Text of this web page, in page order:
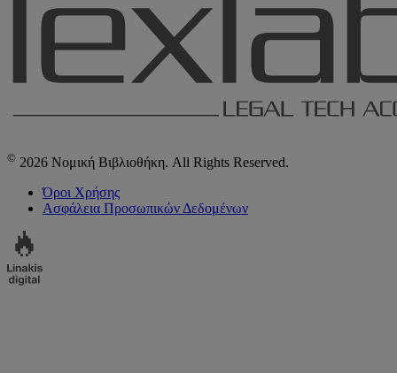
© 2026 Νομική Βιβλιοθήκη. All Rights Reserved.
Όροι Χρήσης
Ασφάλεια Προσωπικών Δεδομένων